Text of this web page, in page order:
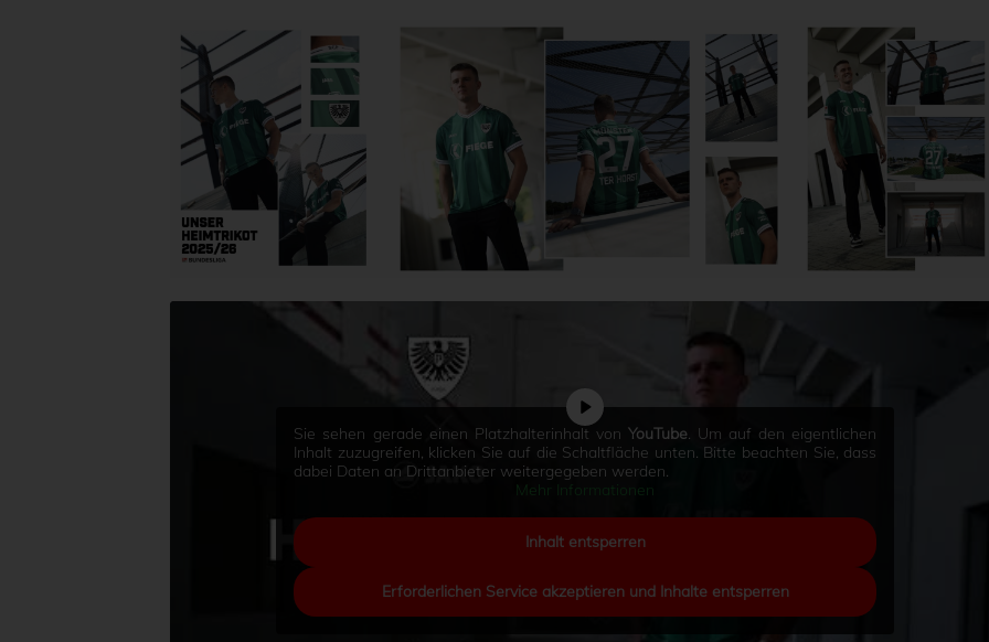
Sie sehen gerade einen Platzhalterinhalt von YouTube. Um auf den eigentlichen
Inhalt zuzugreifen, klicken Sie auf die Schaltfläche unten. Bitte beachten Sie, dass
dabei Daten an Drittanbieter weitergegeben werden.
Mehr Informationen
Inhalt entsperren
Erforderlichen Service akzeptieren und Inhalte entsperren